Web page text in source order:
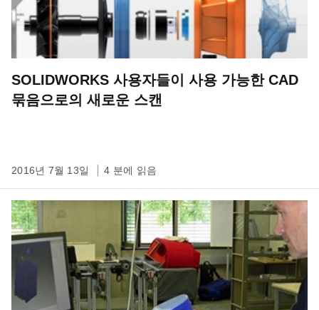
SOLIDWORKS 사용자들이 사용 가능한 CAD
묶음으로의 새로운 스캔
2016년 7월 13일 4 분에 읽음